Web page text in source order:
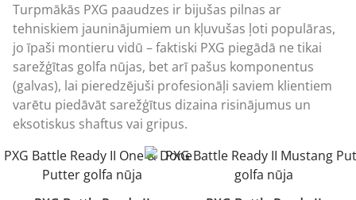
Turpmākās PXG paaudzes ir bijušas pilnas ar
tehniskiem jauninājumiem un kļuvušas ļoti populāras,
jo īpaši montieru vidū – faktiski PXG piegādā ne tikai
sarežģītas golfa nūjas, bet arī pašus komponentus
(galvas), lai pieredzējuši profesionāļi saviem klientiem
varētu piedāvāt sarežģītus dizaina risinājumus un
eksotiskus shaftus vai gripus.